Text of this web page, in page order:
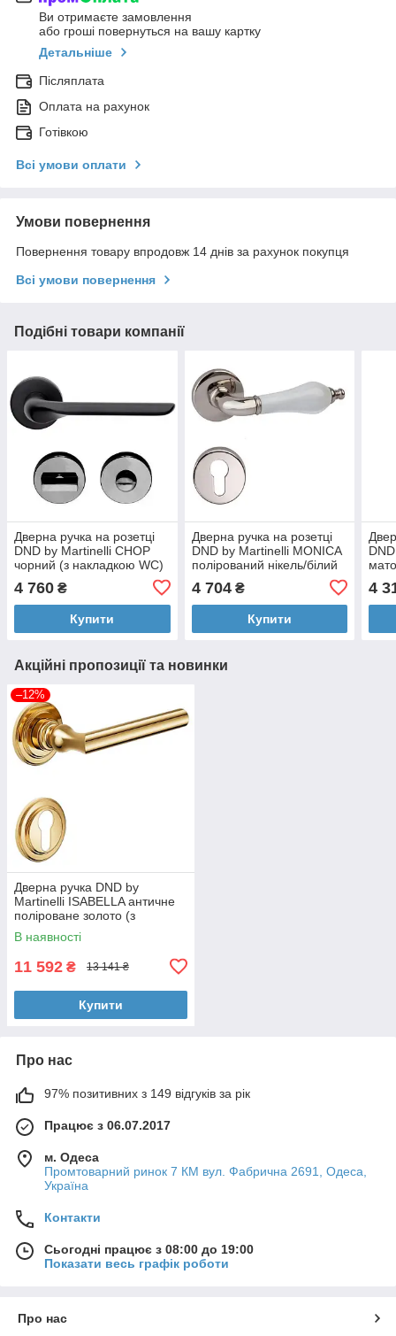
Ви отримаєте замовлення
або гроші повернуться на вашу картку
Детальніше
Післяплата
Оплата на рахунок
Готівкою
Всі умови оплати
Умови повернення
Повернення товару впродовж 14 днів за рахунок покупця
Всі умови повернення
Подібні товари компанії
Дверна ручка на розетці
DND by Martinelli CHOP
чорний (з накладкою WC)
4 760 ₴
Купити
Дверна ручка на розетці
DND by Martinelli MONICA
полірований нікель/білий
фарфор (з накладкою під
4 704₴
Купити
ZCS
4
Акційні пропозиції та новинки
–12%
Дверна ручка DND by
Martinelli ISABELLA античне
поліроване золото (з
накладкою під циліндр)
IS13Y-PVD-BG
В наявності
11 592 ₴ 13 141 ₴
Купити
Про нас
97% позитивних з 149 відгуків за рік
Працює з 06.07.2017
м. Одеса
Промтоварний ринок 7 КМ вул. Фабрична 2691, Одеса,
Україна
Контакти
Сьогодні працює з 08:00 до 19:00
Показати весь графік роботи
Про нас